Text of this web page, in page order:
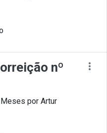
nº
por Artur